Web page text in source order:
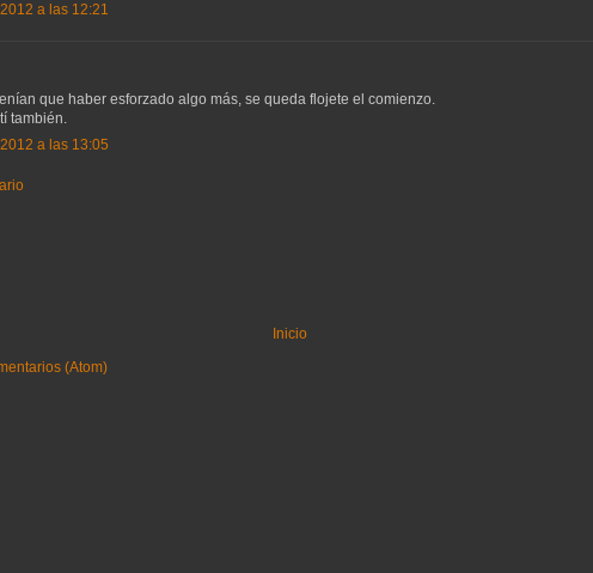
a las 12:21
que haber esforzado algo más, se queda flojete el comienzo.
también.
a las 13:05
Inicio
(Atom)